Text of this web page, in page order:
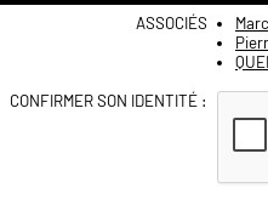
ASSOCIÉS
CONFIRMER SON IDENTITÉ :